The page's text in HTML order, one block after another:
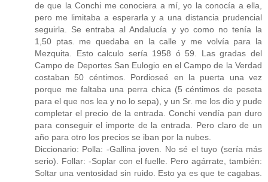
de que la Conchi me conociera a mí, yo la conocía a ella,
pero me limitaba a esperarla y a una distancia prudencial
seguirla. Se entraba al Andalucía y yo como no tenía la
1,50 ptas. me quedaba en la calle y me volvía para la
Mezquita. Esto calculo sería 1958 ó 59. Las gradas del
Campo de Deportes San Eulogio en el Campo de la Verdad
costaban 50 céntimos. Pordioseé en la puerta una vez
porque me faltaba una perra chica (5 céntimos de peseta
para el que nos lea y no lo sepa), y un Sr. me los dio y pude
completar el precio de la entrada. Conchi vendía pan duro
para conseguir el importe de la entrada. Pero claro de un
año para otro los precios se iban por la nubes.
Diccionario: Polla: -Gallina joven. No sé el tuyo (sería más
serio). Follar: -Soplar con el fuelle. Pero agárrate, también:
Soltar una ventosidad sin ruido. Esto ya es que te cagabas.